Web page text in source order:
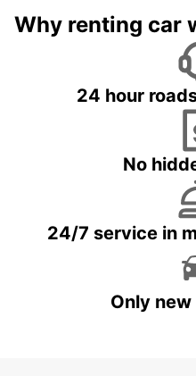
Why renting car
24 hour
No
24/7 service in
Only